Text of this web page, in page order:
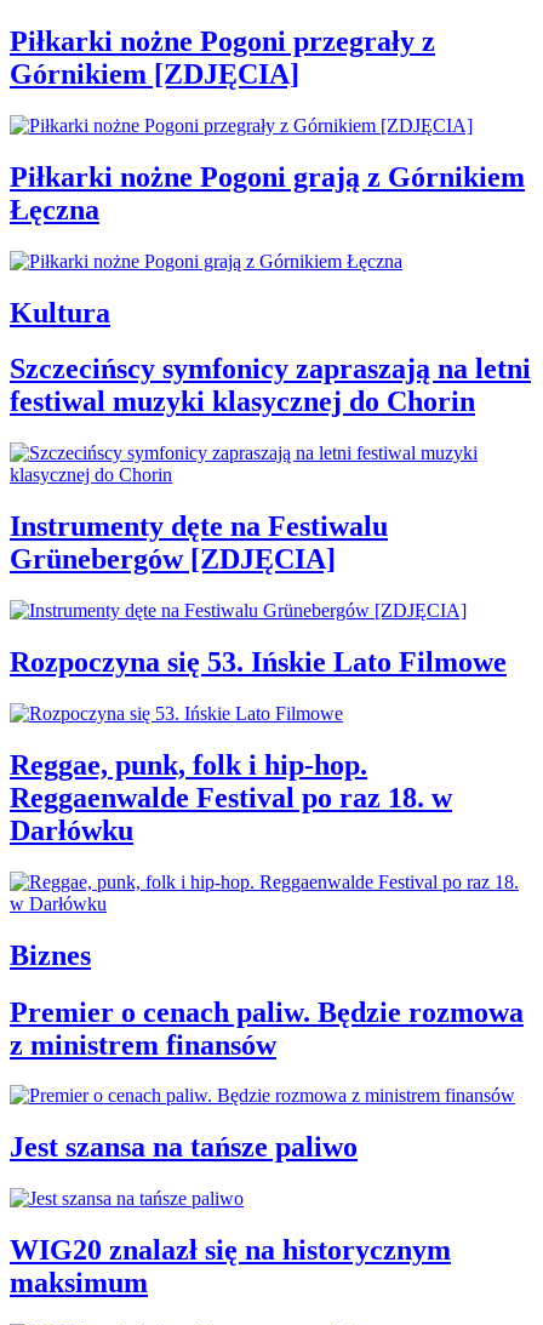
Piłkarki nożne Pogoni przegrały z
Górnikiem [ZDJĘCIA]
Piłkarki nożne Pogoni grają z Górnikiem
Łęczna
Kultura
Szczecińscy symfonicy zapraszają na letni
festiwal muzyki klasycznej do Chorin
Instrumenty dęte na Festiwalu
Grünebergów [ZDJĘCIA]
Rozpoczyna się 53. Ińskie Lato Filmowe
Reggae, punk, folk i hip-hop.
Reggaenwalde Festival po raz 18. w
Darłówku
Biznes
Premier o cenach paliw. Będzie rozmowa
z ministrem finansów
Jest szansa na tańsze paliwo
WIG20 znalazł się na historycznym
maksimum